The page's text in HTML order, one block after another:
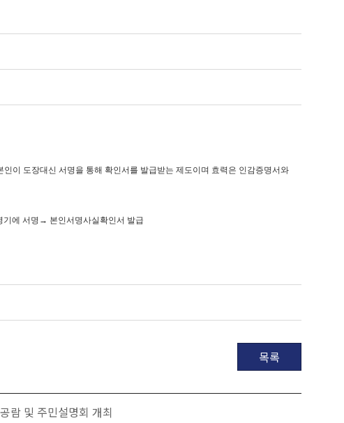
이 도장대신 서명을 통해 확인서를 발급받는 제도이며 효력은 인감증명서와
에 서명→ 본인서명사실확인서 발급
목록
람 및 주민설명회 개최